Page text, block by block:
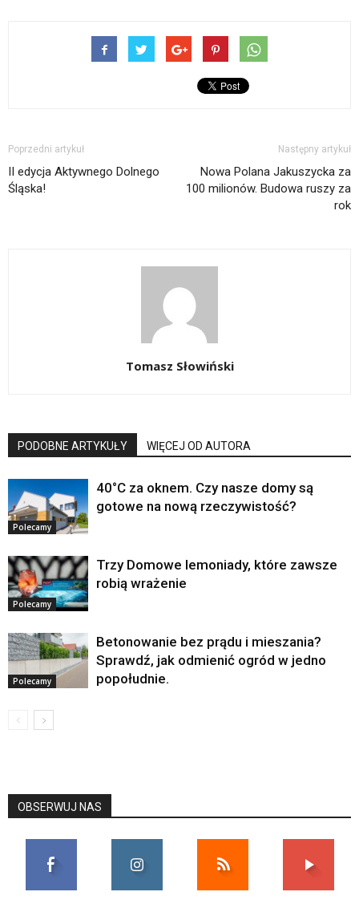
Poprzedni artykuł
II edycja Aktywnego Dolnego
Śląska!
Następny artykuł
Nowa Polana Jakuszycka za
100 milionów. Budowa ruszy za
rok
Tomasz Słowiński
PODOBNE ARTYKUŁY WIĘCEJ OD AUTORA
Polecamy
40°C za oknem. Czy nasze domy są
gotowe na nową rzeczywistość?
Polecamy
Trzy Domowe lemoniady, które zawsze
robią wrażenie
Polecamy
Betonowanie bez prądu i mieszania?
Sprawdź, jak odmienić ogród w jedno
popołudnie.
OBSERWUJ NAS